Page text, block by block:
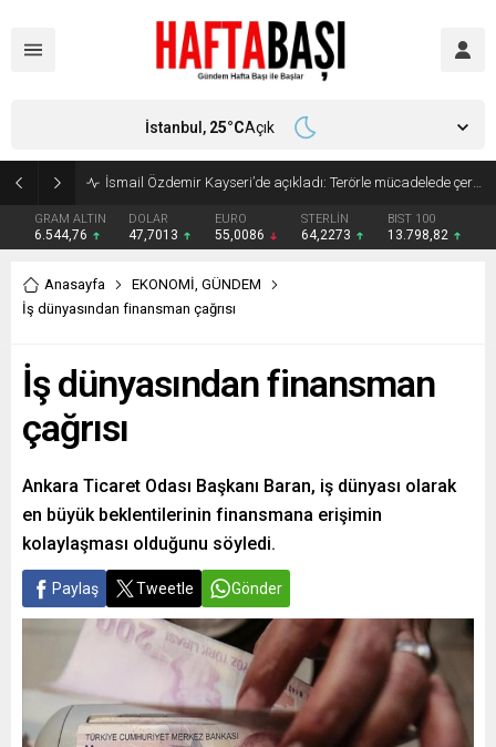
Süleyman Soylu ‘çok korktum’ deyip ilk kez açıkladı: En büyük tehdit dışarısıdır!
GRAM ALTIN
6.544,76
DOLAR
47,7013
EURO
55,0086
STERLİN
64,2273
BIST 100
13.798,82
İstanbul, 25°CAçık
Anasayfa EKONOMİ, GÜNDEM
İş dünyasından finansman çağrısı
İş dünyasından finansman
çağrısı
Ankara Ticaret Odası Başkanı Baran, iş dünyası olarak
en büyük beklentilerinin finansmana erişimin
kolaylaşması olduğunu söyledi.
Paylaş Tweetle Gönder